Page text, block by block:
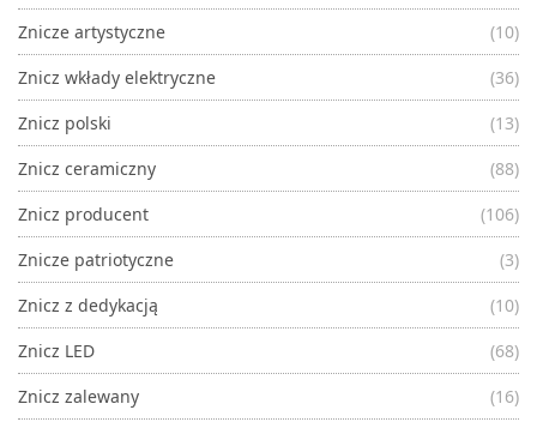
Znicze artystyczne
(10)
Znicz wkłady elektryczne
(36)
Znicz polski
(13)
Znicz ceramiczny
(88)
Znicz producent
(106)
Znicze patriotyczne
(3)
Znicz z dedykacją
(10)
Znicz LED
(68)
Znicz zalewany
(16)